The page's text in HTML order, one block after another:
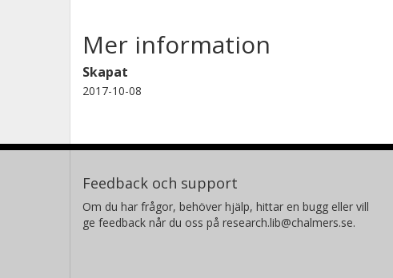
Mer information
Skapat
2017-10-08
Feedback och support
Om du har frågor, behöver hjälp, hittar en bugg eller vill
ge feedback når du oss på research.lib@chalmers.se.